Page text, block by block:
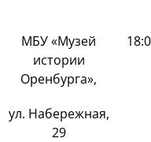
МБУ «Музей
истории
Оренбурга»,
ул. Набережная,
29